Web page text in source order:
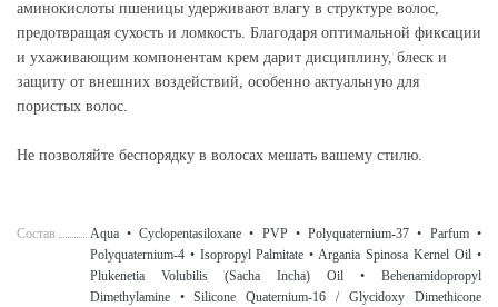
аминокислоты пшеницы удерживают влагу в структуре волос,
предотвращая сухость и ломкость. Благодаря оптимальной фиксации
и ухаживающим компонентам крем дарит дисциплину, блеск и
защиту от внешних воздействий, особенно актуальную для
пористых волос.
Не позволяйте беспорядку в волосах мешать вашему стилю.
Состав
Aqua • Cyclopentasiloxane • PVP • Polyquaternium-37 • Parfum •
Polyquaternium-4 • Isopropyl Palmitate • Argania Spinosa Kernel Oil •
Plukenetia Volubilis (Sacha Incha) Oil • Behenamidopropyl
Dimethylamine • Silicone Quaternium-16 / Glycidoxy Dimethicone